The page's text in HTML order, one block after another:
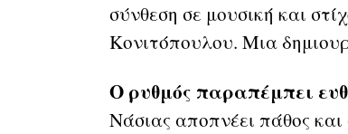
σύνθεση σε μουσική και
Κονιτόπουλου. Μια
Ο ρυθμός παραπέμπει
Νάσιας αποπνέει πάθος